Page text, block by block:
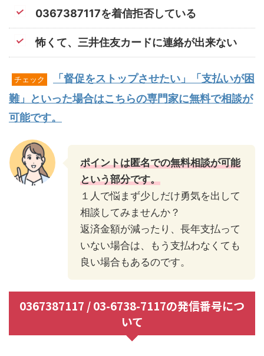
0367387117を着信拒否している
怖くて、三井住友カードに連絡が出来ない
チェック
「督促をストップさせたい」「支払いが困
難」といった場合はこちらの専門家に無料で相談が
可能です。
ポイントは匿名での無料相談が可能
という部分です。
１人で悩まず少しだけ勇気を出して
相談してみませんか？
返済金額が減ったり、長年支払って
いない場合は、もう支払わなくても
良い場合もあるのです。
0367387117 / 03-6738-7117の発信番号につ
いて